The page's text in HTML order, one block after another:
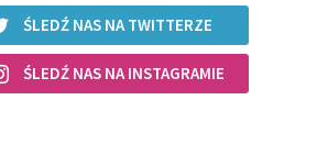
ŚLEDŹ NAS NA TWITTERZE
ŚLEDŹ NAS NA INSTAGRAMIE